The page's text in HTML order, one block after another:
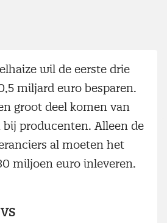
wil de eerste drie
miljard euro besparen.
groot deel komen van
bij producenten. Alleen de
al moeten het
miljoen euro inleveren.